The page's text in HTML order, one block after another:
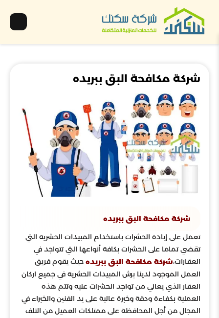
شركة مكافحة البق ببريده
شركة مكافحة البق ببريده
تعمل على إبادة الحشرات باستخدام المبيدات الحشرية التي
تقضي تماما على الحشرات بكافة أنواعها التي تتواجد في
العقارات،شركة مكافحة البق ببريده حيث يقوم فريق
العمل الموجود لدينا برش المبيدات الحشرية في جميع اركان
العقار الذي يعاني من تواجد الحشرات عليه وتتم هذه
العملية بكفاءة ودقة وخبرة عالية على يد الفنين والخبراء في
المجال من أجل المحافظة على ممتلكات العميل من التلف